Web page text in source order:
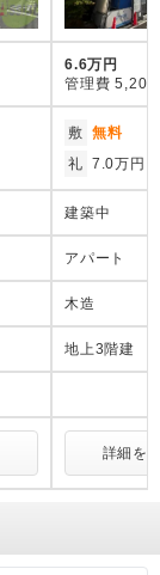
6.6万円
管理費 5,200
敷 無料
礼 7.0万円
建築中
アパート
木造
地上3階建
詳細を